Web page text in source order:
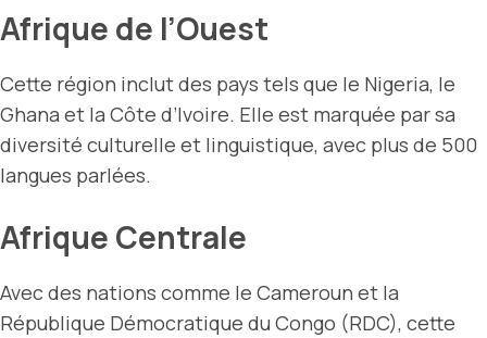
Afrique de l’Ouest
Cette région inclut des pays tels que le Nigeria, le
Ghana et la Côte d’Ivoire. Elle est marquée par sa
diversité culturelle et linguistique, avec plus de 500
langues parlées.
Afrique Centrale
Avec des nations comme le Cameroun et la
République Démocratique du Congo (RDC), cette